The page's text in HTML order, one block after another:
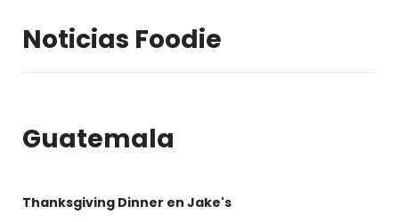
Noticias Foodie
Guatemala
Thanksgiving Dinner en Jake's